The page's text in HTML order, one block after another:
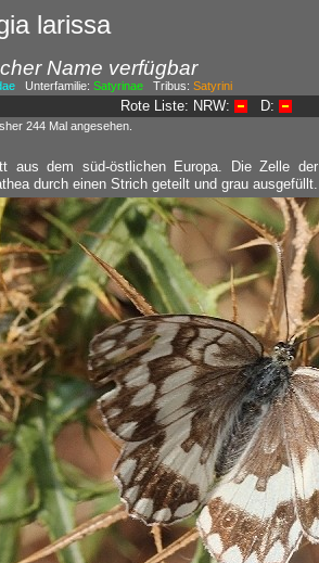
larissa
Name verfügbar
Unterfamilie: SatyrinaeTribus: Satyrini
Rote Liste: NRW: D:
244 Mal angesehen.
aus dem süd-östlichen Europa. Die Zelle
durch einen Strich geteilt und grau ausgefüllt.